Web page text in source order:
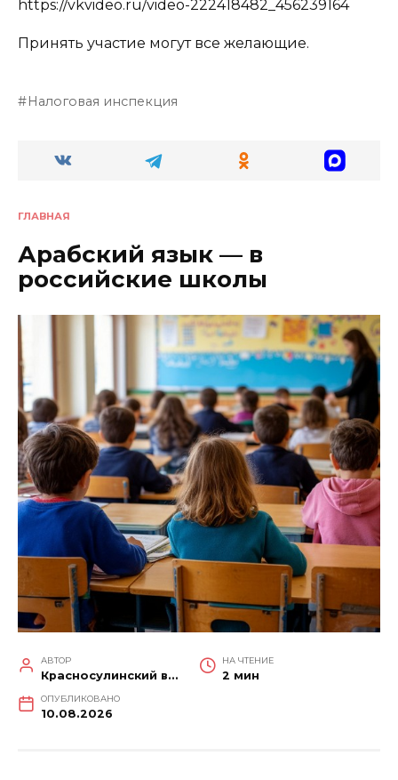
https://vkvideo.ru/video-222418482_456239164
Принять участие могут все желающие.
Налоговая инспекция
ГЛАВНАЯ
Арабский язык — в
российские школы
АВТОР
Красносулинский вестник
НА ЧТЕНИЕ
2 мин
ОПУБЛИКОВАНО
10.08.2026